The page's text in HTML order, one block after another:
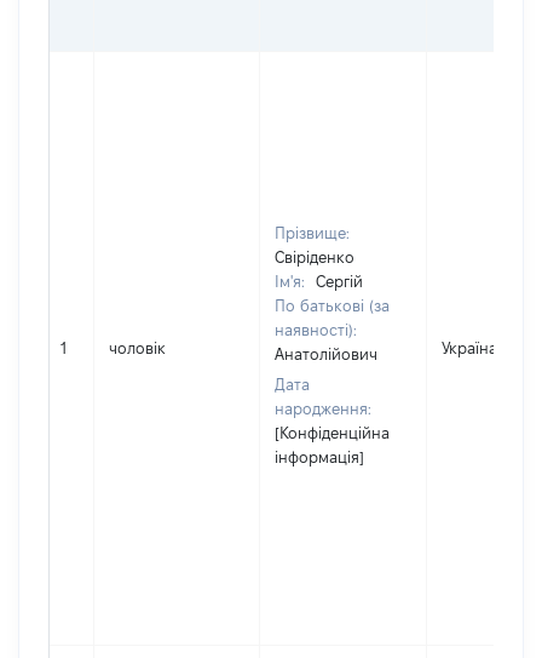
1 чоловік
Прізвище:
Свіріденко
Ім'я:
Сергій
По батькові (за
наявності):
Анатолійович
Дата
народження:
[Конфіденційна
інформація]
Україна